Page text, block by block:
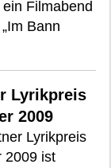
Filmabend
Bann
Lyrikpreis
2009
Lyrikpreis
2009 ist